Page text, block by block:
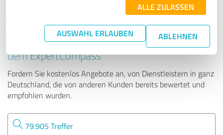
ALLE ZULASSEN
AUSWAHL ERLAUBEN ABLEHNEN
Tipp: Die passenden Experten finden - mit
dem ExpertCompass
Fordern Sie kostenlos Angebote an, von Dienstleistern in ganz
Deutschland, die von anderen Kunden bereits bewertet und
empfohlen wurden.
79.905 Treffer